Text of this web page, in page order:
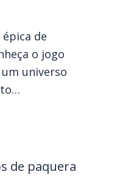
de
o jogo
universo
de paquera